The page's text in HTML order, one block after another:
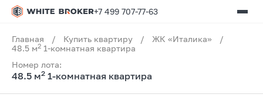
+7 499 707-77-63
Главная / Купить квартиру / ЖК «Италика»
/
48.5 м2 1-комнатная квартира
Номер лота:
48.5 м2 1-комнатная квартира